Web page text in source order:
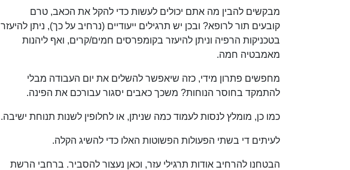
מבקשים להבין מה אתם יכולים לעשות כדי להקל את הכאב, טרם
קובעים תור לרופא? ובכן יש תרגילים ייעודיים (נרחיב על כך), ניתן להיעזר
בטכניקות הרפיה וניתן להיעזר בקומפרסים חמים/קרים, ואף ליהנות
מאמבטיה חמה.
מחפשים פתרון מידי, כזה שיאפשר להשלים את יום העבודה מבלי
להתמקד בחוסר הנוחות? משכך כאבים יסגור עבורכם את הפינה.
כמו כן, מומלץ לנסות לעמוד כמה שניתן, או לחלופין לשנות תנוחת ישיבה.
לעיתים די בשתי הפעולות הפשוטות האלו כדי להשיג הקלה.
הבטחנו להרחיב אודות תרגילי עזר, וכאן נעצור להסביר. ברחבי הרשת